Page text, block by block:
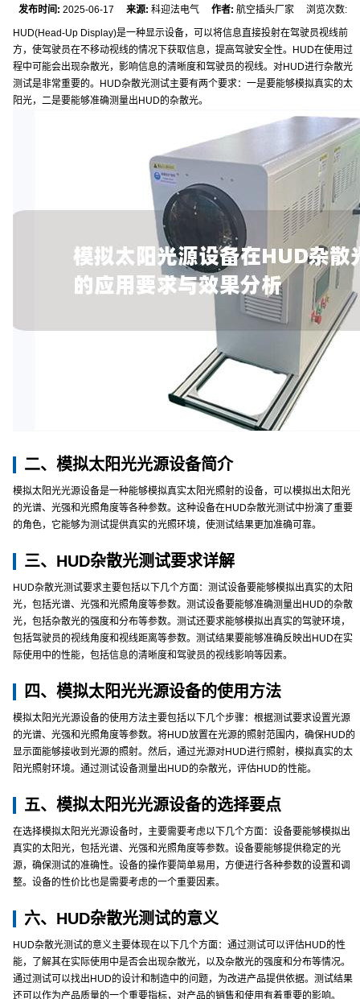
发布时间: 2025-06-17来源: 科迎法电气作者: 航空插头厂家 浏览次数:
HUD(Head-Up Display)是一种显示设备，可以将信息直接投射在驾驶员视线前
方，使驾驶员在不移动视线的情况下获取信息，提高驾驶安全性。HUD在使用过
程中可能会出现杂散光，影响信息的清晰度和驾驶员的视线。对HUD进行杂散光
测试是非常重要的。HUD杂散光测试主要有两个要求：一是要能够模拟真实的太
阳光，二是要能够准确测量出HUD的杂散光。
二、模拟太阳光光源设备简介
模拟太阳光光源设备是一种能够模拟真实太阳光照射的设备，可以模拟出太阳光
的光谱、光强和光照角度等各种参数。这种设备在HUD杂散光测试中扮演了重要
的角色，它能够为测试提供真实的光照环境，使测试结果更加准确可靠。
三、HUD杂散光测试要求详解
HUD杂散光测试要求主要包括以下几个方面：测试设备要能够模拟出真实的太阳
光，包括光谱、光强和光照角度等参数。测试设备要能够准确测量出HUD的杂散
光，包括杂散光的强度和分布等参数。测试还要求能够模拟出真实的驾驶环境，
包括驾驶员的视线角度和视线距离等参数。测试结果要能够准确反映出HUD在实
际使用中的性能，包括信息的清晰度和驾驶员的视线影响等因素。
四、模拟太阳光光源设备的使用方法
模拟太阳光光源设备的使用方法主要包括以下几个步骤：根据测试要求设置光源
的光谱、光强和光照角度等参数。将HUD放置在光源的照射范围内，确保HUD的
显示面能够接收到光源的照射。然后，通过光源对HUD进行照射，模拟真实的太
阳光照射环境。通过测试设备测量出HUD的杂散光，评估HUD的性能。
五、模拟太阳光光源设备的选择要点
在选择模拟太阳光光源设备时，主要需要考虑以下几个方面：设备要能够模拟出
真实的太阳光，包括光谱、光强和光照角度等参数。设备要能够提供稳定的光
源，确保测试的准确性。设备的操作要简单易用，方便进行各种参数的设置和调
整。设备的性价比也是需要考虑的一个重要因素。
六、HUD杂散光测试的意义
HUD杂散光测试的意义主要体现在以下几个方面：通过测试可以评估HUD的性
能，了解其在实际使用中是否会出现杂散光，以及杂散光的强度和分布等情况。
通过测试可以找出HUD的设计和制造中的问题，为改进产品提供依据。测试结果
还可以作为产品质量的一个重要指标，对产品的销售和使用有着重要的影响。